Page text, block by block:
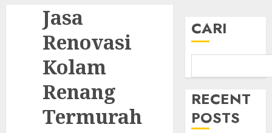
Jasa
Renovasi
Kolam
Renang
Termurah
CARI
RECENT
POSTS